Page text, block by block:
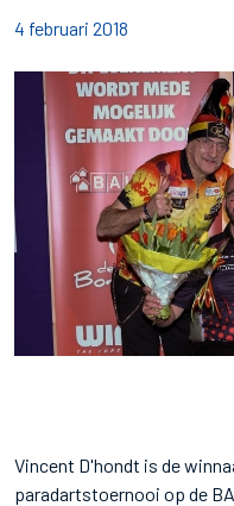
4 februari 2018
Vincent D'hondt is de
paradartstoernooi op de